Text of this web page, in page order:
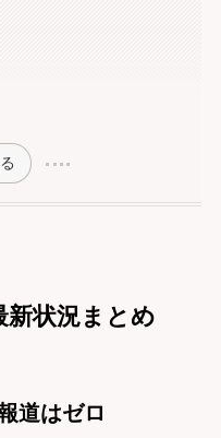
新状況まとめ
道はゼロ